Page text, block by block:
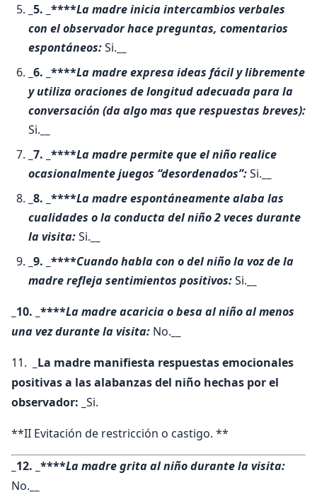
_5. _****La madre inicia intercambios verbales
con el observador hace preguntas, comentarios
espontáneos:Si.
_6. _****La madre expresa ideas fácil y libremente
y utiliza oraciones de longitud adecuada para la
conversación (da algo mas que respuestas breves):
Si.
_7. _****La madre permite que el niño realice
ocasionalmente juegos “desordenados”:Si.
_8. _****La madre espontáneamente alaba las
cualidades o la conducta del niño 2 veces durante
la visita:Si.
_9. _****Cuando habla con o del niño la voz de la
madre refleja sentimientos positivos:Si.
_10. _****La madre acaricia o besa al niño al menos
una vez durante la visita: No.
11.
_La madre manifiesta respuestas emocionales
positivas a las alabanzas del niño hechas por el
observador: _ Si.
**II Evitación de restricción o castigo. **
_12. _****La madre grita al niño durante la visita:
No.